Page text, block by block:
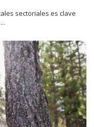
sectoriales es clave